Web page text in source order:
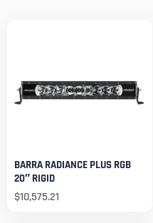
BARRA RADIANCE PLUS RGB
20″ RIGID
$10,575.21